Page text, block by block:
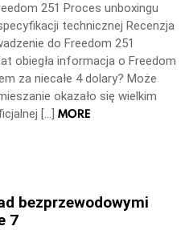
251 Proces unboxingu
technicznej Recenzja
do Freedom 251
obiegła informacja o Freedom
za niecałe 4 dolary? Może
okazało się wielkim
[…] MORE
bezprzewodowymi
7